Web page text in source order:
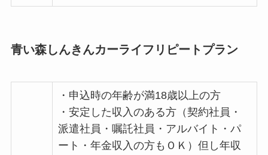
青い森しんきんカーライフリピートプラン
・申込時の年齢が満18歳以上の方
・安定した収入のある方（契約社員・
派遣社員・嘱託社員・アルバイト・パ
ート・年金収入の方もＯＫ）但し年収